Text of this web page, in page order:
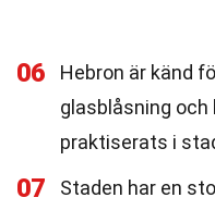
06
Hebron är känd
glasblåsning och
praktiserats i
07
Staden har en